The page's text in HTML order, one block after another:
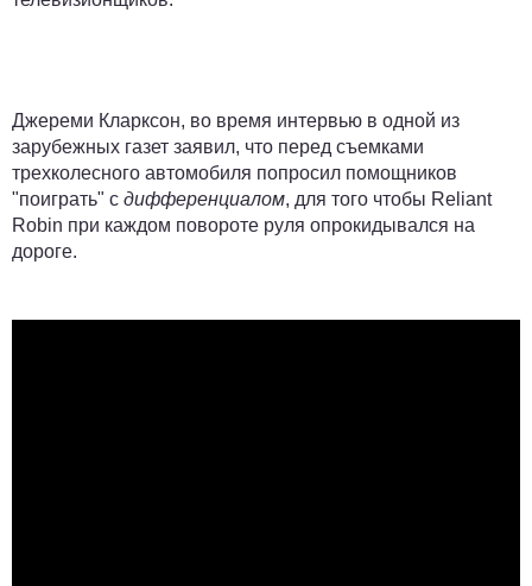
Джереми Кларксон, во время интервью в одной из
зарубежных газет заявил, что перед съемками
трехколесного автомобиля попросил помощников
"поиграть" с дифференциалом, для того чтобы Reliant
Robin при каждом повороте руля опрокидывался на
дороге.